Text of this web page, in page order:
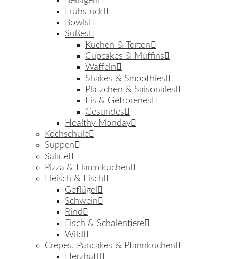
Frühstück
Bowls
Süßes
Kuchen & Torten
Cupcakes & Muffins
Waffeln
Shakes & Smoothies
Plätzchen & Saisonales
Eis & Gefrorenes
Gesundes
Healthy Monday
Kochschule
Suppen
Salate
Pizza & Flammkuchen
Fleisch & Fisch
Geflügel
Schwein
Rind
Fisch & Schalentiere
Wild
Crepes, Pancakes & Pfannkuchen
Herzhaft